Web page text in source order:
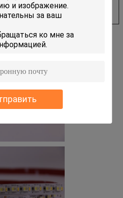
2500-3000мкд